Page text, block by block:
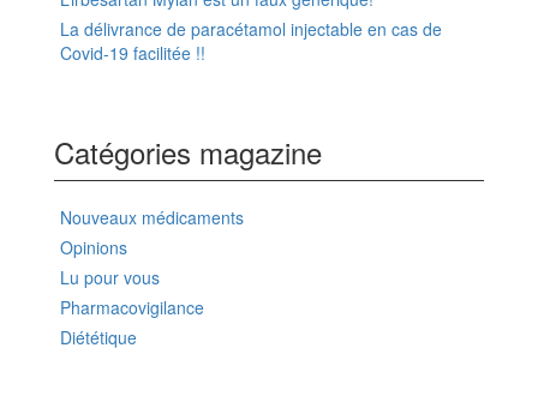
La délivrance de paracétamol injectable en cas de
Covid-19 facilitée !!
Catégories magazine
Nouveaux médicaments
Opinions
Lu pour vous
Pharmacovigilance
Diététique